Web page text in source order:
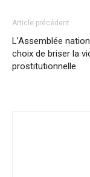
Article précédent
L’Assemblée
choix de briser la
prostitutionnelle